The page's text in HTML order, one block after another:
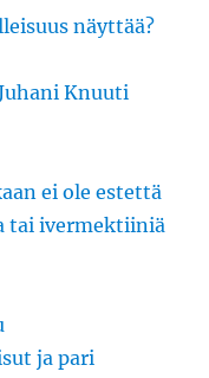
näyttää?
Knuuti
ei ole estettä
tai ivermektiiniä
ja pari